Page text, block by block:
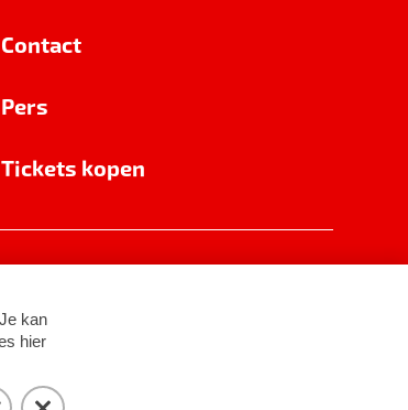
Contact
Pers
Tickets kopen